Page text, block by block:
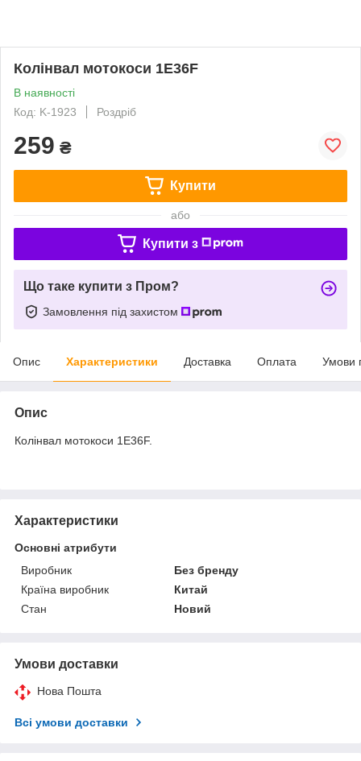
Колінвал мотокоси 1E36F
В наявності
Код: K-1923
Роздріб
259 ₴
Купити
або
Купити з
Що таке купити з Пром?
Замовлення під захистом
Опис Характеристики Доставка Оплата Умови
Опис
Колінвал мотокоси 1E36F.
Характеристики
Основні атрибути
Виробник
Без бренду
Країна виробник
Китай
Стан
Новий
Умови доставки
Нова Пошта
Всі умови доставки